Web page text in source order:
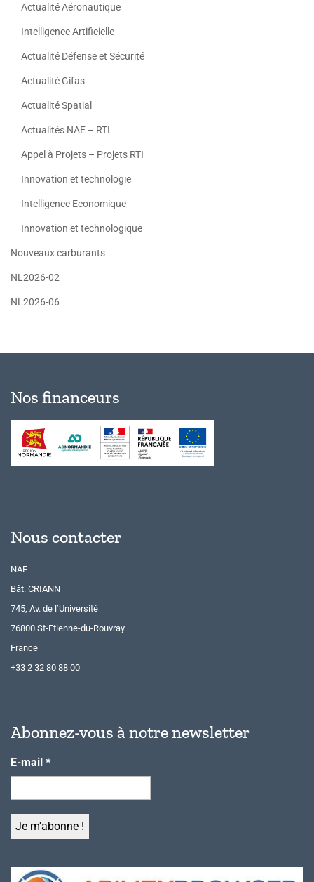
Actualité Aéronautique
Intelligence Artificielle
Actualité Défense et Sécurité
Actualité Gifas
Actualité Spatial
Actualités NAE – RTI
Appel à Projets – Projets RTI
Innovation et technologie
Intelligence Economique
Innovation et technologique
Nouveaux carburants
NL2026-02
NL2026-06
Nos financeurs
Nous contacter
NAE
Bât. CRIANN
745, Av. de l’Université
76800 St-Etienne-du-Rouvray
France
+33 2 32 80 88 00
Abonnez-vous à notre newsletter
E-mail *